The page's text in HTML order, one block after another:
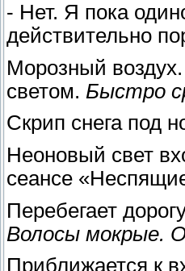
- Нет. Я пока
действительно
Морозный
светом. Быстро
Скрип снега под
Неоновый свет
сеансе
Перебегает
Волосы мокрые.
Приближается к